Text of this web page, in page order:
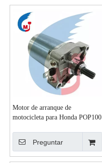
Motor de arranque de
motocicleta para Honda POP100
Preguntar